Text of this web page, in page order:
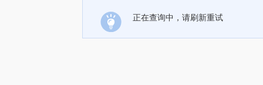
正在查询中，请刷新重试